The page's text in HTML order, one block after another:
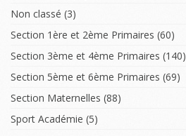
Non classé (3)
Section 1ère et 2ème Primaires (60)
Section 3ème et 4ème Primaires (140)
Section 5ème et 6ème Primaires (69)
Section Maternelles (88)
Sport Académie (5)